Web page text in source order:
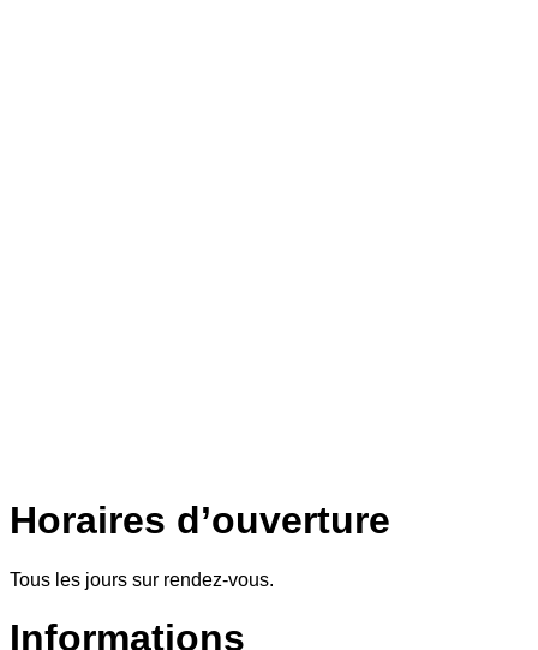
Horaires d’ouverture
Tous les jours sur rendez-vous.
Informations